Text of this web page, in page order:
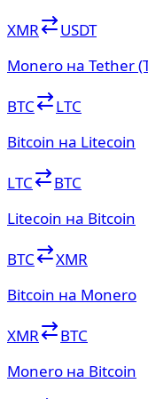
XMR
USDT
Monero на Tether
BTC
LTC
Bitcoin на Litecoin
LTC
BTC
Litecoin на Bitcoin
BTC
XMR
Bitcoin на Monero
XMR
BTC
Monero на Bitcoin